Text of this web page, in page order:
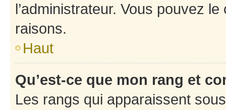
l’administrateur. Vous pouvez
raisons.
Haut
Qu’est-ce que mon rang et
Les rangs qui apparaissent